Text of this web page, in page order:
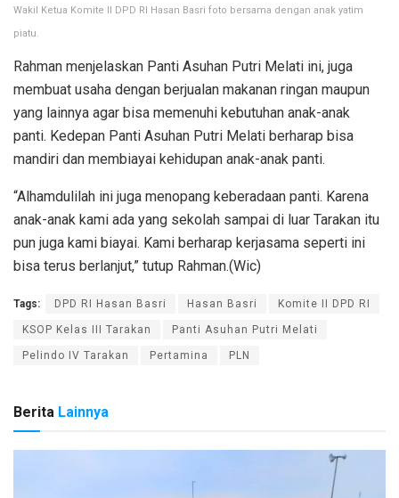
Wakil Ketua Komite II DPD RI Hasan Basri foto bersama dengan anak yatim
piatu.
Rahman menjelaskan Panti Asuhan Putri Melati ini, juga
membuat usaha dengan berjualan makanan ringan maupun
yang lainnya agar bisa memenuhi kebutuhan anak-anak
panti. Kedepan Panti Asuhan Putri Melati berharap bisa
mandiri dan membiayai kehidupan anak-anak panti.
“Alhamdulilah ini juga menopang keberadaan panti. Karena
anak-anak kami ada yang sekolah sampai di luar Tarakan itu
pun juga kami biayai. Kami berharap kerjasama seperti ini
bisa terus berlanjut,” tutup Rahman.(Wic)
Tags: DPD RI Hasan Basri Hasan Basri Komite II DPD RI
KSOP Kelas III Tarakan Panti Asuhan Putri Melati
Pelindo IV Tarakan Pertamina PLN
Berita Lainnya